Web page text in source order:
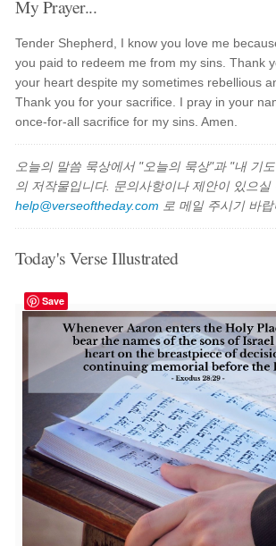
My Prayer...
Tender Shepherd, I know you love me
you paid to redeem me from my sins. Thank
your heart despite my sometimes rebellious
Thank you for your sacrifice. I pray in your
once-for-all sacrifice for my sins. Amen.
오늘의 말씀 묵상에서 "오늘의 묵상"과 "내 기
의 저작물입니다. 문의사항이나 제안이 있으실
help@verseoftheday.com 로 메일 주시기 바랍
Today's Verse Illustrated
Save